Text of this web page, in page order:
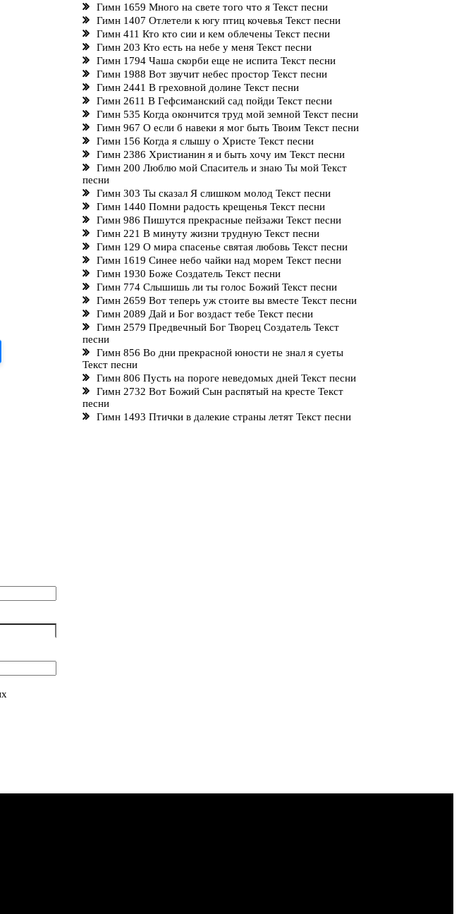
Гимн 1659 Много на свете того что я Текст песни
Гимн 1407 Отлетели к югу птиц кочевья Текст песни
Гимн 411 Кто кто сии и кем облечены Текст песни
Гимн 203 Кто есть на небе у меня Текст песни
Гимн 1794 Чаша скорби еще не испита Текст песни
Гимн 1988 Вот звучит небес простор Текст песни
Гимн 2441 В греховной долине Текст песни
Гимн 2611 В Гефсиманский сад пойди Текст песни
Гимн 535 Когда окончится труд мой земной Текст песни
Гимн 967 О если б навеки я мог быть Твоим Текст песни
Гимн 156 Когда я слышу о Христе Текст песни
Гимн 2386 Христианин я и быть хочу им Текст песни
Гимн 200 Люблю мой Спаситель и знаю Ты мой Текст
песни
Гимн 303 Ты сказал Я слишком молод Текст песни
Гимн 1440 Помни радость крещенья Текст песни
Гимн 986 Пишутся прекрасные пейзажи Текст песни
Гимн 221 В минуту жизни трудную Текст песни
Гимн 129 О мира спасенье святая любовь Текст песни
Гимн 1619 Синее небо чайки над морем Текст песни
Гимн 1930 Боже Создатель Текст песни
Гимн 774 Слышишь ли ты голос Божий Текст песни
Гимн 2659 Вот теперь уж стоите вы вместе Текст песни
Гимн 2089 Дай и Бог воздаст тебе Текст песни
Гимн 2579 Предвечный Бог Творец Создатель Текст
песни
Гимн 856 Во дни прекрасной юности не знал я суеты
Текст песни
Гимн 806 Пусть на пороге неведомых дней Текст песни
Гимн 2732 Вот Божий Сын распятый на кресте Текст
песни
Гимн 1493 Птички в далекие страны летят Текст песни